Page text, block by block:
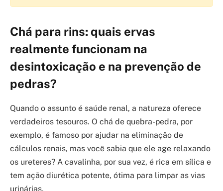
Chá para rins: quais ervas
realmente funcionam na
desintoxicação e na prevenção de
pedras?
Quando o assunto é saúde renal, a natureza oferece
verdadeiros tesouros. O chá de quebra-pedra, por
exemplo, é famoso por ajudar na eliminação de
cálculos renais, mas você sabia que ele age relaxando
os ureteres? A cavalinha, por sua vez, é rica em sílica e
tem ação diurética potente, ótima para limpar as vias
urinárias.